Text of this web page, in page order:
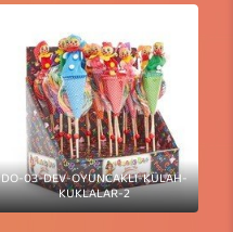
DO-03-DEV-OYUNCAKLI-KÜLAH-
KUKLALAR-2